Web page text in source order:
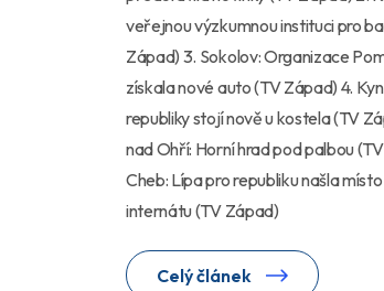
veřejnou výzkumnou instituci pro
Západ) 3. Sokolov: Organizace
získala nové auto (TV Západ) 4.
republiky stojí nově u kostela (TV
nad Ohří: Horní hrad pod palbou
Cheb: Lípa pro republiku našla
internátu (TV Západ)
Celý článek